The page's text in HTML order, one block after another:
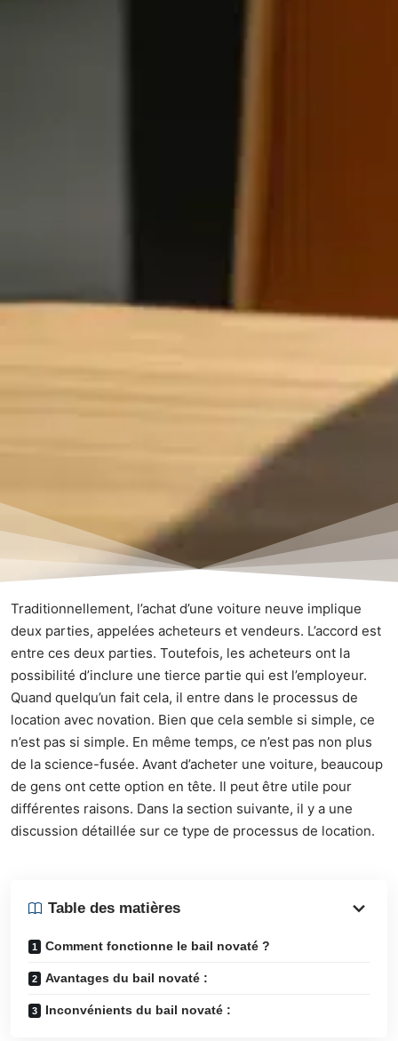
Traditionnellement, l’achat d’une voiture neuve implique
deux parties, appelées acheteurs et vendeurs. L’accord est
entre ces deux parties. Toutefois, les acheteurs ont la
possibilité d’inclure une tierce partie qui est l’employeur.
Quand quelqu’un fait cela, il entre dans le processus de
location avec novation. Bien que cela semble si simple, ce
n’est pas si simple. En même temps, ce n’est pas non plus
de la science-fusée. Avant d’acheter une voiture, beaucoup
de gens ont cette option en tête. Il peut être utile pour
différentes raisons. Dans la section suivante, il y a une
discussion détaillée sur ce type de processus de location.
Table des matières
Comment fonctionne le bail novaté ?
Avantages du bail novaté :
Inconvénients du bail novaté :